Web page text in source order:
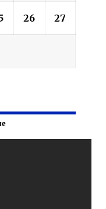
26 27